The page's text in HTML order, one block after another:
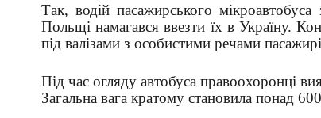
Так, водій пасажирського
Польщі намагався ввезти їх в Україну.
під валізами з особистими речами
Під час огляду автобуса правоохоронці
Загальна вага кратому становила понад